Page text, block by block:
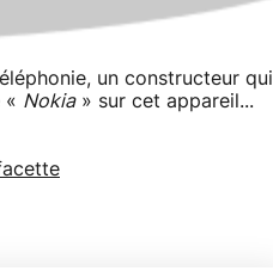
un constructeur qui
« Nokia» sur cet appareil...